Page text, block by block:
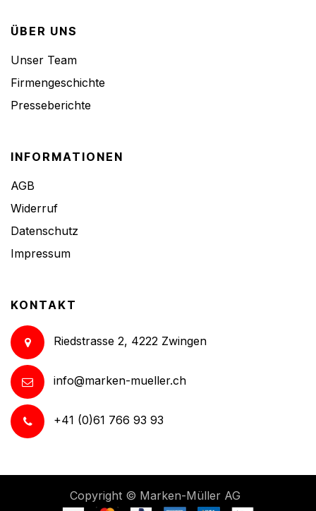
ÜBER UNS
Unser Team
Firmengeschichte
Presseberichte
INFORMATIONEN
AGB
Widerruf
Datenschutz
Impressum
KONTAKT
Riedstrasse 2, 4222 Zwingen
info@marken-mueller.ch
+41 (0)61 766 93 93
Copyright © Marken-Müller AG